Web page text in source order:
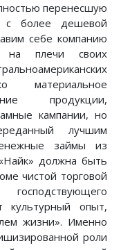
перенесшую
с более дешевой
себе компанию
на плечи своих
материальное
продукции,
кампании, но
лучшим
займы из
должна быть
чистой торговой
культурный опыт,
жизни». Именно
роли